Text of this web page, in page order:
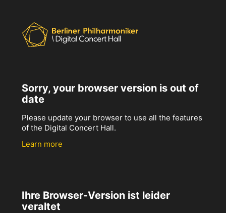
Sorry, your browser version is out of
date
Please update your browser to use all the features
of the Digital Concert Hall.
Learn more
Ihre Browser-Version ist leider
veraltet